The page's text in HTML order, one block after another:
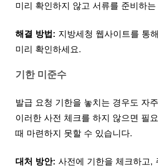
미리 확인하지 않고 서류를 준비하
해결 방법: 지방세청 웹사이트를 통
미리 확인하세요.
기한 미준수
발급 요청 기한을 놓치는 경우도 자
이러한 사전 체크를 하지 않으면 필
때 마련하지 못할 수 있습니다.
대처 방안: 사전에 기한을 체크하고,